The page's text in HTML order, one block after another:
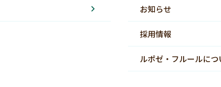
お知らせ
採用情報
ルポゼ・フルールにつ